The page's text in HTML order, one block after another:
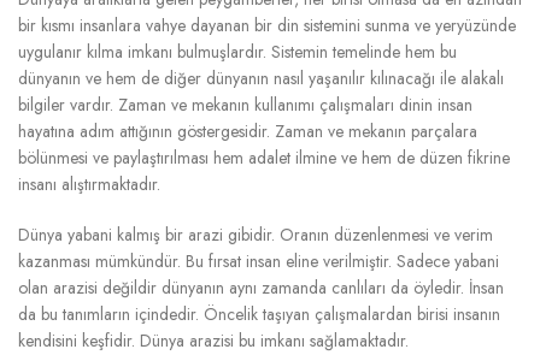
bir kısmı insanlara vahye dayanan bir din sistemini sunma ve yeryüzünde
uygulanır kılma imkanı bulmuşlardır. Sistemin temelinde hem bu
dünyanın ve hem de diğer dünyanın nasıl yaşanılır kılınacağı ile alakalı
bilgiler vardır. Zaman ve mekanın kullanımı çalışmaları dinin insan
hayatına adım attığının göstergesidir. Zaman ve mekanın parçalara
bölünmesi ve paylaştırılması hem adalet ilmine ve hem de düzen fikrine
insanı alıştırmaktadır.
Dünya yabani kalmış bir arazi gibidir. Oranın düzenlenmesi ve verim
kazanması mümkündür. Bu fırsat insan eline verilmiştir. Sadece yabani
olan arazisi değildir dünyanın aynı zamanda canlıları da öyledir. İnsan
da bu tanımların içindedir. Öncelik taşıyan çalışmalardan birisi insanın
kendisini keşfidir. Dünya arazisi bu imkanı sağlamaktadır.